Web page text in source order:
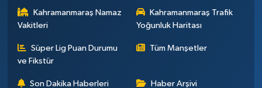
Kahramanmaraş Namaz
Vakitleri
Kahramanmaraş Trafik
Yoğunluk Haritası
Süper Lig Puan Durumu
ve Fikstür
Tüm Manşetler
Son Dakika Haberleri Haber Arşivi